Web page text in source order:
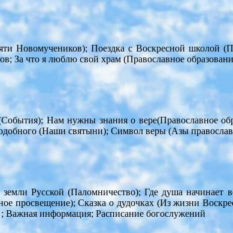
Новомучеников); Поездка с Воскресной
За что я люблю свой храм (Православное
Нам нужны знания о вере(Православное
(Наши святыни); Символ веры (Азы
Русской (Паломничество); Где душа
просвещение); Сказка о дудочках (Из жизни
информация; Расписание богослужений